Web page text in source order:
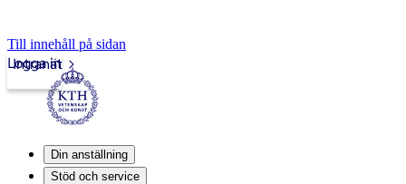
Till innehåll på sidan
Intranät
Logga in
Din anställning
Stöd och service